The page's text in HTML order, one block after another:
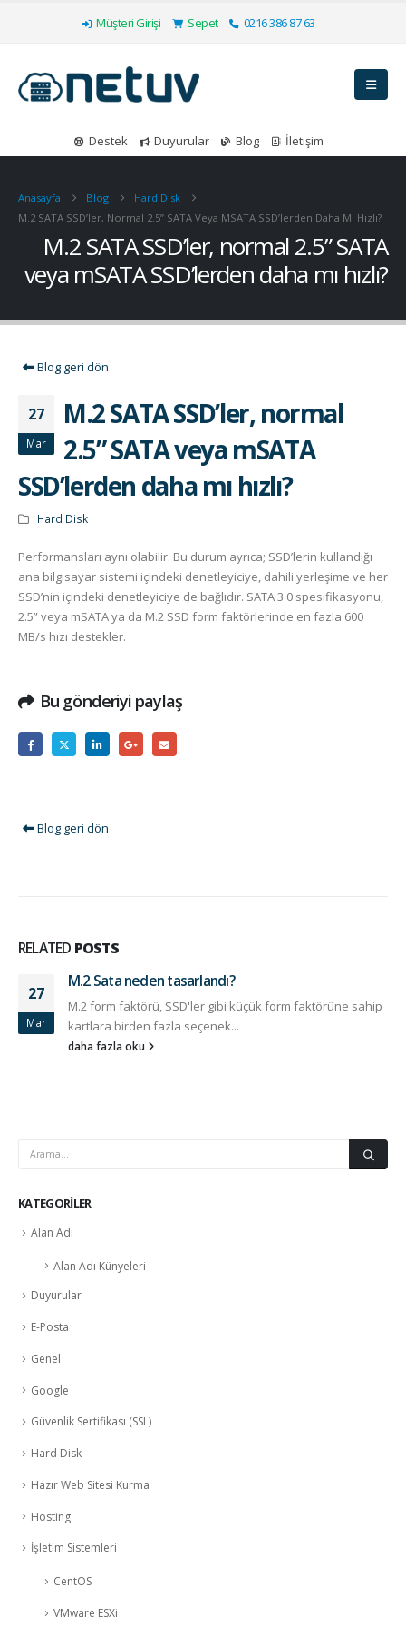
Müşteri Girişi Sepet 0216 386 87 63
Destek Duyurular Blog İletişim
Anasayfa Blog
Hard Disk
M.2 SATA SSD’ler, Normal 2.5” SATA Veya MSATA SSD’lerden Daha Mı Hızlı?
M.2 SATA SSD’ler, normal 2.5” SATA
veya mSATA SSD’lerden daha mı hızlı?
Blog geri dön
27
Mar
M.2 SATA SSD’ler, normal
2.5” SATA veya mSATA
SSD’lerden daha mı hızlı?
Hard Disk
Performansları aynı olabilir. Bu durum ayrıca; SSD’lerin kullandığı
ana bilgisayar sistemi içindeki denetleyiciye, dahili yerleşime ve her
SSD’nin içindeki denetleyiciye de bağlıdır. SATA 3.0 spesifikasyonu,
2.5” veya mSATA ya da M.2 SSD form faktörlerinde en fazla 600
MB/s hızı destekler.
Bu gönderiyi paylaş
Blog geri dön
RELATED POSTS
27
Mar
M.2 Sata neden tasarlandı?
M.2 form faktörü, SSD'ler gibi küçük form faktörüne sahip
kartlara birden fazla seçenek...
daha fazla oku
KATEGORILER
Alan Adı
Alan Adı Künyeleri
Duyurular
E-Posta
Genel
Google
Güvenlik Sertifikası (SSL)
Hard Disk
Hazır Web Sitesi Kurma
Hosting
İşletim Sistemleri
CentOS
VMware ESXi